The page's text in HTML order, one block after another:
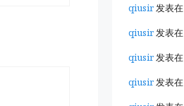
qiusir发表在
qiusir发表在
qiusir发表在
qiusir发表在